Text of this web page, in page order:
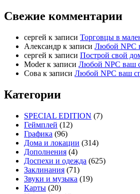
Свежие комментарии
cергей к записи Торговцы в
Александр к записи Любой NPC
cергей к записи Построй свой
Moderк записи Любой NPC ваш
Сова к записи Любой NPC ваш
Категории
SPECIAL EDITION (7)
Геймплей (12)
Графика (96)
Дома и локации (314)
Дополнения (4)
Доспехи и одежда (625)
Заклинания (71)
Звуки и музыка (19)
Карты (20)